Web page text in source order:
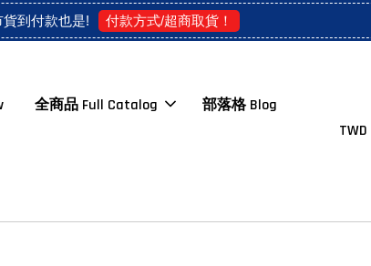
到付款也是! 付款方式/超商取貨！
全商品 Full Catalog 部落格 Blog